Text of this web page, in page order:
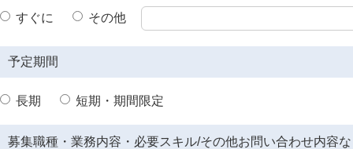
すぐに その他
予定期間
長期 短期・期間限定
募集職種・業務内容・必要スキル/その他お問い合わせ内容